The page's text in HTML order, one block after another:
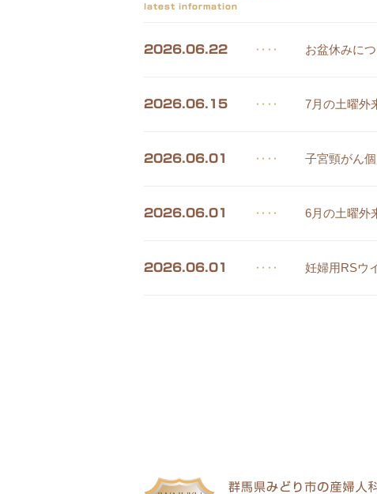
latest information
2026.06.22 ‥‥ お盆休みに
2026.06.15 ‥‥ 7月の土曜外
2026.06.01 ‥‥ 子宮頸がん
2026.06.01 ‥‥ 6月の土曜外
2026.06.01 ‥‥ 妊婦用RSウ